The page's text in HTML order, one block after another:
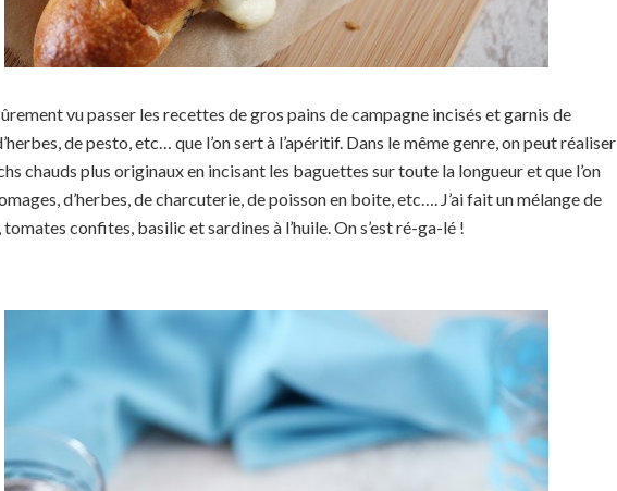
vu passer les recettes de gros pains de campagne incisés et garnis de
de pesto, etc… que l’on sert à l’apéritif. Dans le même genre, on peut réaliser
chauds plus originaux en incisant les baguettes sur toute la longueur et que l’on
d’herbes, de charcuterie, de poisson en boite, etc…. J’ai fait un mélange de
confites, basilic et sardines à l’huile. On s’est ré-ga-lé !